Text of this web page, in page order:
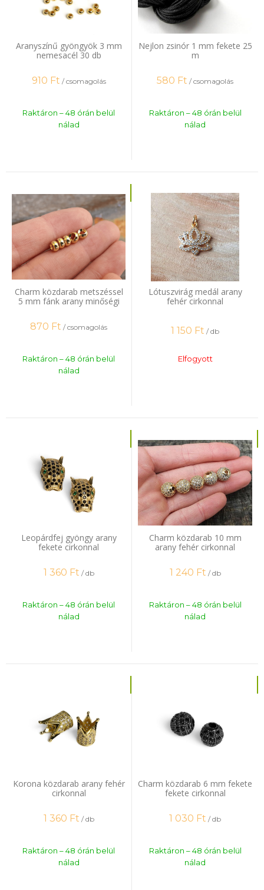
Aranyszínű gyöngyök 3 mm
nemesacél 30 db
910 Ft / csomagolás
Raktáron – 48 órán belül
nálad
Nejlon zsinór 1 mm fekete 25
m
580 Ft / csomagolás
Raktáron – 48 órán belül
nálad
Charm közdarab metszéssel
5 mm fánk arany minőségi
bevonat 20 db
870 Ft / csomagolás
Raktáron – 48 órán belül
nálad
Lótuszvirág medál arany
fehér cirkonnal
1 150 Ft / db
Elfogyott
Leopárdfej gyöngy arany
fekete cirkonnal
1 360 Ft / db
Raktáron – 48 órán belül
nálad
Charm közdarab 10 mm
arany fehér cirkonnal
1 240 Ft / db
Raktáron – 48 órán belül
nálad
Korona közdarab arany fehér
cirkonnal
1 360 Ft / db
Raktáron – 48 órán belül
nálad
Charm közdarab 6 mm fekete
fekete cirkonnal
1 030 Ft / db
Raktáron – 48 órán belül
nálad